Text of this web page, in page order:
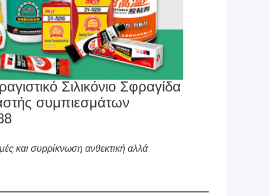
Σιλικόνιο Σφραγίδα
συμπιεσμάτων
και συρρίκνωση ανθεκτική αλλά